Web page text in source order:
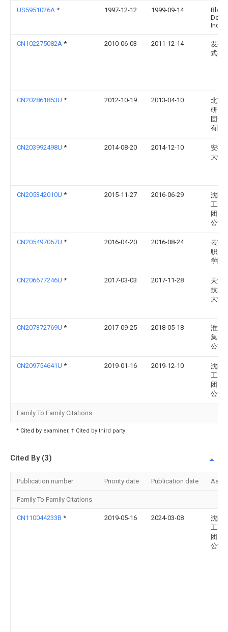
US5951026A * 1997-12-12 1999-09-14
Inc.
CN102275082A * 2010-06-03 2011-12-14
发那
式会
CN202861853U * 2012-10-19 2013-04-10
北京
研究
固安
有限
CN203992498U * 2014-08-20 2014-12-10
安徽
大学
CN205342010U * 2015-11-27 2016-06-29
沈阳
工业
团）
公司
CN205497067U * 2016-04-20 2016-08-24
云南
职业
学院
CN206677246U * 2017-03-03 2017-11-28
天津
技术
大学
CN207372769U * 2017-09-25 2018-05-18
淮海
集团
公司
CN209754641U * 2019-01-16 2019-12-10
沈阳
工业
团）
公司
Family To Family Citations
* Cited by examiner, † Cited by third party
Cited By (3)
Publication number Priority date Publication date
Family To Family Citations
CN110044233B * 2019-05-16 2024-03-08
沈阳
工业
团）
公司